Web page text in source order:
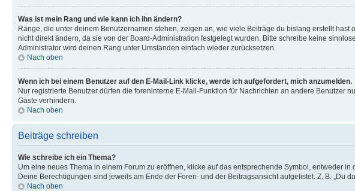
Was ist mein Rang und wie kann ich ihn ändern?
Ränge, die unter deinem Benutzernamen stehen, zeigen an, wie viele Beiträge du bislang erstellt
nicht direkt ändern, da sie von der Board-Administration festgelegt wurden. Bitte schreibe keine
Administrator wird deinen Rang unter Umständen einfach wieder zurücksetzen.
Nach oben
Wenn ich bei einem Benutzer auf den E-Mail-Link klicke, werde ich aufgefordert, mich anzumelden.
Nur registrierte Benutzer dürfen die foreninterne E-Mail-Funktion für Nachrichten an andere Benutzer
Gäste verhindern.
Nach oben
Beiträge schreiben
Wie schreibe ich ein Thema?
Um eine neues Thema in einem Forum zu eröffnen, klicke auf das entsprechende Symbol, entweder
Deine Berechtigungen sind jeweils am Ende der Foren- und der Beitragsansicht aufgelistet. Z. B. „Du
Nach oben